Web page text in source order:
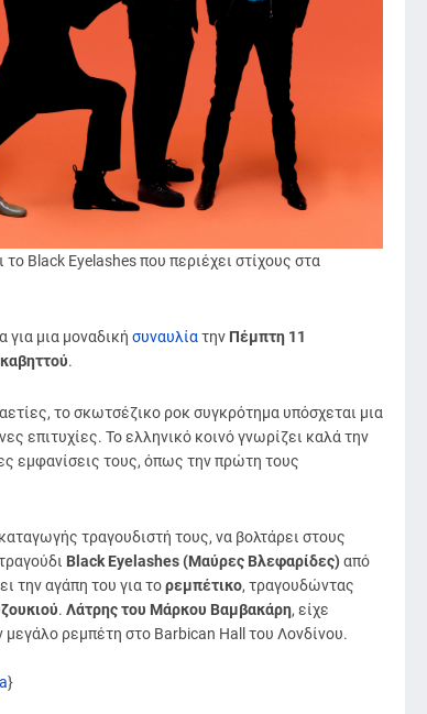
Black Eyelashes που περιέχει στίχους στα
για μια μοναδική συναυλίατην Πέμπτη 11
.
το σκωτσέζικο ροκ συγκρότημα υπόσχεται μια
επιτυχίες. Το ελληνικό κοινό γνωρίζει καλά την
εμφανίσεις τους, όπως την πρώτη τους
τραγουδιστή τους, να βολτάρει στους
Black Eyelashes (Μαύρες Βλεφαρίδες)από
την αγάπη του για τορεμπέτικο, τραγουδώντας
. Λάτρης του Μάρκου Βαμβακάρη, είχε
ρεμπέτη στο Barbican Hall του Λονδίνου.
}